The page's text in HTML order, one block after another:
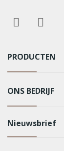
PRODUCTEN
ONS BEDRIJF
Nieuwsbrief